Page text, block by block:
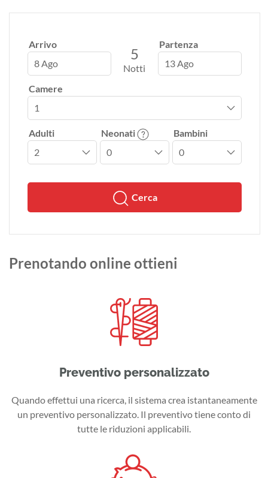
Arrivo
8 Ago
5
Notti
Partenza
13 Ago
Camere
Adulti Neonati Bambini
Cerca
Prenotando online ottieni
Preventivo personalizzato
Quando effettui una ricerca, il sistema crea istantaneamente
un preventivo personalizzato. Il preventivo tiene conto di
tutte le riduzioni applicabili.